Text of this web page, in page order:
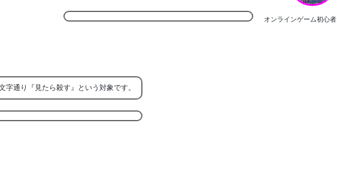
オンラインゲーム初心者
字通り『見たら殺す』という対象です。